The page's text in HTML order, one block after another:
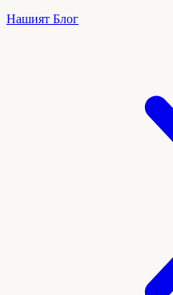
Нашият Блог